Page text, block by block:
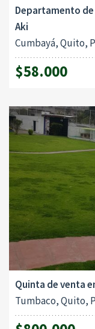
Departamento
Aki
Cumbayá, Quito,
$58.000
Quinta de venta
Tumbaco, Quito,